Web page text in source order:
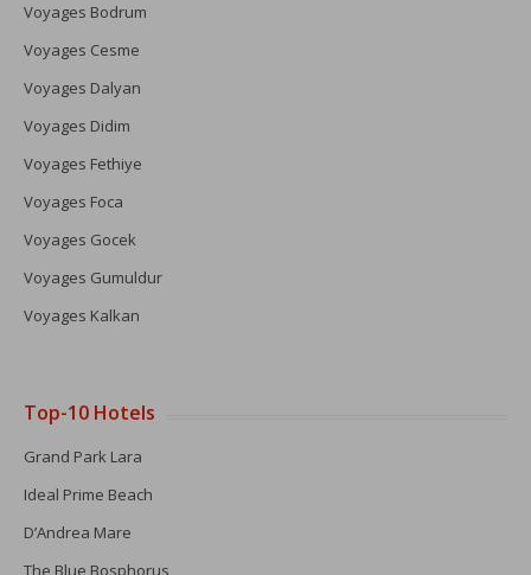
Voyages Bodrum
Voyages Cesme
Voyages Dalyan
Voyages Didim
Voyages Fethiye
Voyages Foca
Voyages Gocek
Voyages Gumuldur
Voyages Kalkan
Top-10 Hotels
Grand Park Lara
Ideal Prime Beach
D’Andrea Mare
The Blue Bosphorus